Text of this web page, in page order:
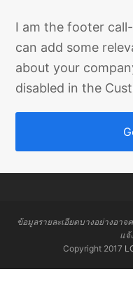
I am the footer
can add some
about your
disabled in the
ข้อมูลรายละเอียดบางอย่างอา
แจ้
Copyright 2017